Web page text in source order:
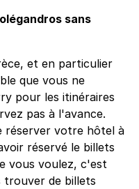
sans
et en particulier
que vous ne
pour les itinéraires
pas à l'avance.
réserver votre hôtel à
réservé le billets
vous voulez, c'est
de billets